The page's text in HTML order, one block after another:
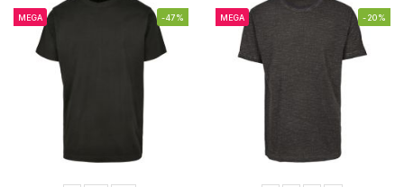
MEGA -47% MEGA -20%